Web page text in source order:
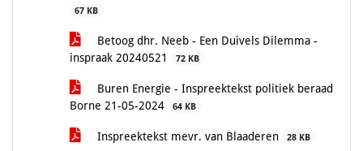
67 KB
Betoog dhr. Neeb - Een Duivels Dilemma -
inspraak 20240521
72 KB
Buren Energie - Inspreektekst politiek beraad
Borne 21-05-2024
64 KB
Inspreektekst mevr. van Blaaderen 28 KB